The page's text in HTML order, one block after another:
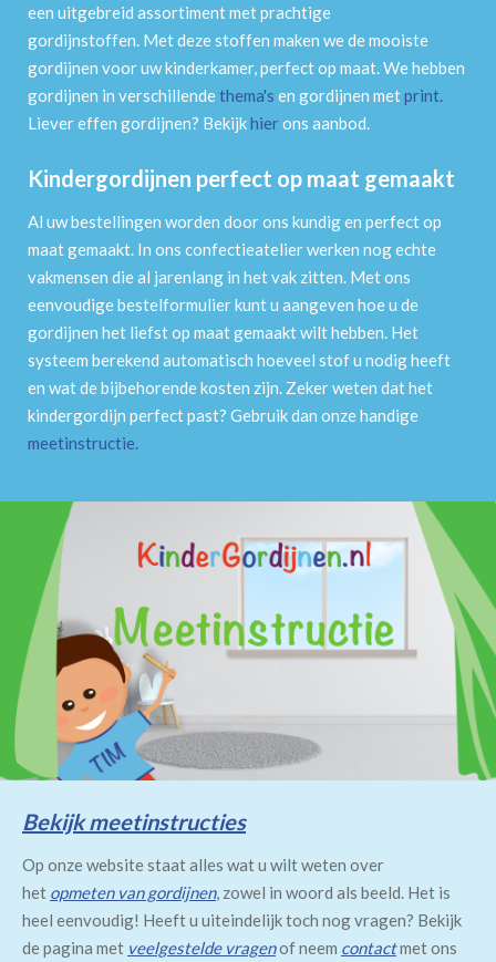
een uitgebreid assortiment met prachtige
gordijnstoffen. Met deze stoffen maken we de mooiste
gordijnen voor uw kinderkamer, perfect op maat. We hebben
gordijnen in verschillendethema's en gordijnen metprint.
Liever effen gordijnen? Bekijkhierons aanbod.
Kindergordijnen perfect op maat gemaakt
Al uw bestellingen worden door ons kundig en perfect op
maat gemaakt. In ons confectieatelier werken nog echte
vakmensen die al jarenlang in het vak zitten. Met ons
eenvoudige bestelformulier kunt u aangeven hoe u de
gordijnen het liefst op maat gemaakt wilt hebben. Het
systeem berekend automatisch hoeveel stof u nodig heeft
en wat de bijbehorende kosten zijn. Zeker weten dat het
kindergordijn perfect past? Gebruik dan onze handige
meetinstructie.
Bekijk meetinstructies
Op onze website staat alles wat u wilt weten over
het opmeten van gordijnen, zowel in woord als beeld. Het is
heel eenvoudig! Heeft u uiteindelijk toch nog vragen? Bekijk
de pagina met veelgestelde vragenof neem contactmet ons